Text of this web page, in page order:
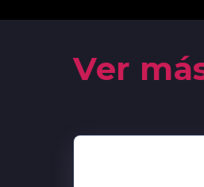
Ver